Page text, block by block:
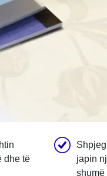
dhe të
japin
shumë